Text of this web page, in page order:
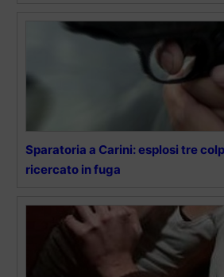
Sparatoria a Carini: esplosi tre
ricercato in fuga